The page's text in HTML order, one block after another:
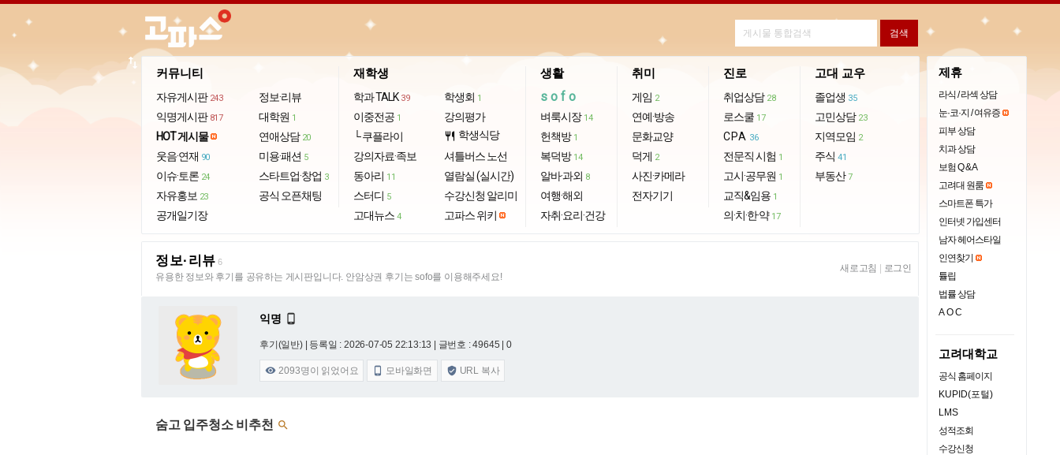
커뮤니티
자유게시판 243
익명게시판 817
HOT 게시물
웃음·연재 90
이슈·토론 24
자유홍보 23
공개일기장
정보·리뷰
대학원 1
연애상담 20
미용·패션 5
스타트업·창업 3
공식 오픈채팅
재학생
학과 TALK 39
이중전공 1
└ 쿠플라이
강의자료·족보
동아리 11
스터디 5
고대뉴스 4
학생회 1
강의평가
restaurant 학생식당
셔틀버스 노선
열람실 (실시간)
수강신청 알리미
고파스 위키
생활
sofo
벼룩시장 14
헌책방 1
복덕방 14
알바·과외 8
여행·해외
자취·요리·건강
취미
게임 2
연예·방송
문화교양
덕게 2
사진·카메라
전자기기
진로
취업상담 28
로스쿨 17
CPA 36
전문직 시험 1
고시·공무원 1
교직&임용 1
의·치·한·약 17
고대 교우
졸업생 35
고민상담 23
지역모임 2
주식 41
부동산 7
import_export
정보·리뷰 6
유용한 정보와 후기를 공유하는 게시판입니다. 안암상권 후기는 sofo를 이용해주세요!
새로고침 로그인
익명 
후기(일반) | 등록일 : 2026-07-05 22:13:13 | 글번호 : 49645 | 0
 2093명이 읽었어요  모바일화면  URL 복사
숨고 입주청소 비추천 
제휴
라식 / 라섹 상담
눈·코·지 / 여유증
피부 상담
치과 상담
보험 Q & A
고려대 원룸
스마트폰 특가
인터넷 가입센터
남자 헤어스타일
인연찾기
튤립
법률 상담
AOC
고려대학교
공식 홈페이지
KUPID(포털)
LMS
성적조회
수강신청